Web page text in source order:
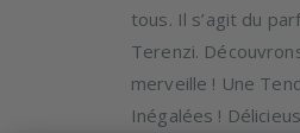
tous. Il s’agit du
Terenzi.
merveille ! Une
Inégalées !